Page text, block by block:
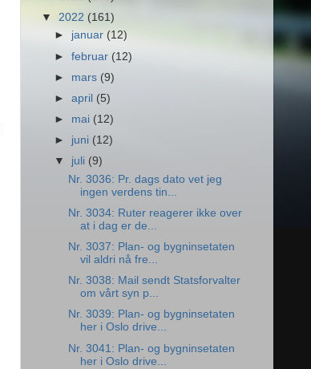
▼ 2022 (161)
► januar (12)
►februar(12)
► mars (9)
►april (5)
► mai (12)
► juni (12)
▼ juli (9)
Nr. 3036: Pr. dags dato vet jeg
ingen verdens tin...
Nr. 3034: Ruter reagerer ikke over
at i dag er de...
Nr. 3037: Plan- og bygninsetaten
vil aldri nå fre...
Nr. 3038: Mail sendt Statsforvalter
om vårt syn p...
Nr. 3039: Plan- og bygninsetaten
her i Oslo drive...
Nr. 3041: Plan- og bygninsetaten
her i Oslo drive...